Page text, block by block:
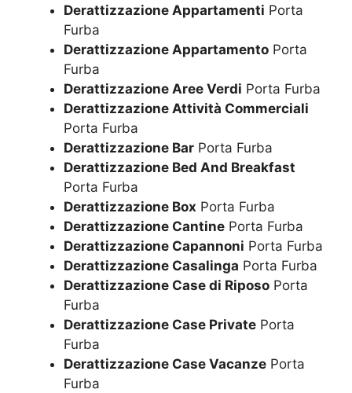
Derattizzazione Appartamenti Porta
Furba
Derattizzazione Appartamento Porta
Furba
Derattizzazione Aree Verdi Porta Furba
Derattizzazione Attività Commerciali
Porta Furba
Derattizzazione Bar Porta Furba
Derattizzazione Bed And Breakfast
Porta Furba
Derattizzazione Box Porta Furba
Derattizzazione Cantine Porta Furba
Derattizzazione Capannoni Porta Furba
Derattizzazione Casalinga Porta Furba
Derattizzazione Case di Riposo Porta
Furba
Derattizzazione Case Private Porta
Furba
Derattizzazione Case Vacanze Porta
Furba